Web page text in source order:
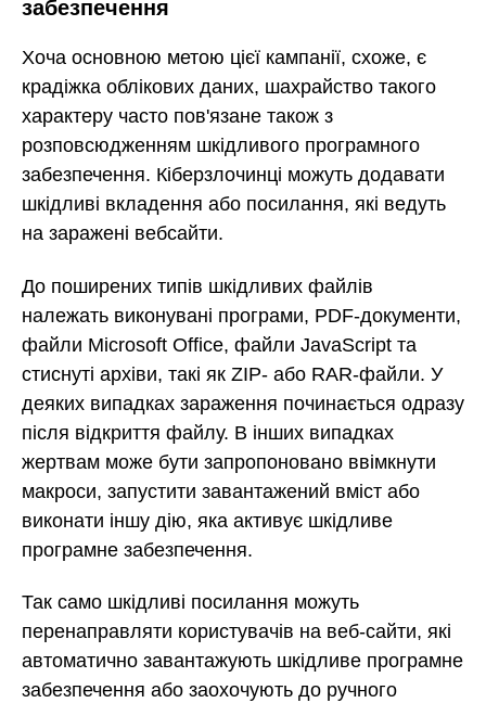
забезпечення
Хоча основною метою цієї кампанії, схоже, є
крадіжка облікових даних, шахрайство такого
характеру часто пов'язане також з
розповсюдженням шкідливого програмного
забезпечення. Кіберзлочинці можуть додавати
шкідливі вкладення або посилання, які ведуть
на заражені вебсайти.
До поширених типів шкідливих файлів
належать виконувані програми, PDF-документи,
файли Microsoft Office, файли JavaScript та
стиснуті архіви, такі як ZIP- або RAR-файли. У
деяких випадках зараження починається одразу
після відкриття файлу. В інших випадках
жертвам може бути запропоновано ввімкнути
макроси, запустити завантажений вміст або
виконати іншу дію, яка активує шкідливе
програмне забезпечення.
Так само шкідливі посилання можуть
перенаправляти користувачів на веб-сайти, які
автоматично завантажують шкідливе програмне
забезпечення або заохочують до ручного